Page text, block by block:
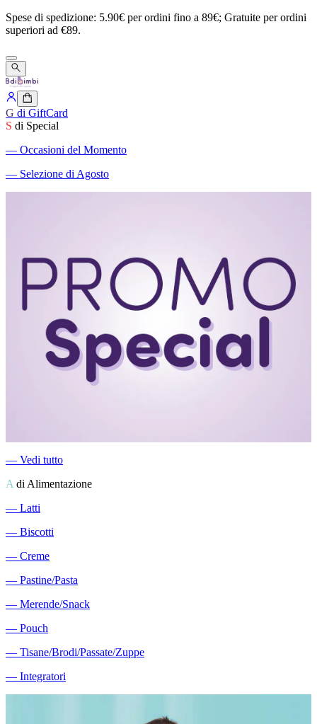
Spese di spedizione: 5.90€ perordini fino a 89€; Gratuite perordini
superiori ad €89.
G di GiftCard
S di Special
― Occasioni del Momento
― Selezione di Agosto
― Vedi tutto
A di Alimentazione
― Latti
― Biscotti
― Creme
― Pastine/Pasta
― Merende/Snack
― Pouch
― Tisane/Brodi/Passate/Zuppe
― Integratori